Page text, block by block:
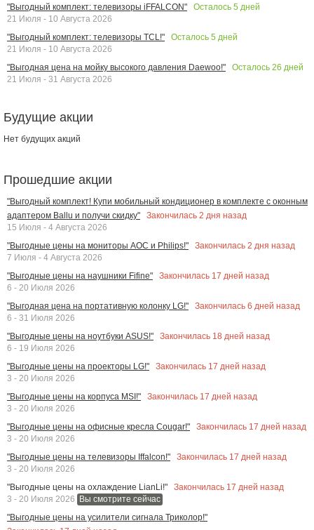
"Выгодный комплект: телевизоры iFFALCON"
Осталось 5 дней
21 Июля - 10 Августа 2026
"Выгодный комплект: телевизоры TCL!"
Осталось 5 дней
21 Июля - 10 Августа 2026
"Выгодная цена на мойку высокого давления Daewoo!"
Осталось 26 дней
21 Июля - 31 Августа 2026
Будущие акции
Нет будущих акций
Прошедшие акции
"Выгодный комплект! Купи мобильный кондиционер в комплекте с оконным
адаптером Ballu и получи скидку"
Закончилась 2 дня назад
15 Июля - 4 Августа 2026
"Выгодные цены на мониторы AOC и Philips!"
Закончилась 2 дня назад
7 Июля - 4 Августа 2026
"Выгодные цены на наушники Fifine"
Закончилась 17 дней назад
6 - 20 Июля 2026
"Выгодная цена на портативную колонку LG!"
Закончилась 6 дней назад
6 - 31 Июля 2026
"Выгодные цены на ноутбуки ASUS!"
Закончилась 18 дней назад
6 - 19 Июля 2026
"Выгодные цены на проекторы LG!"
Закончилась 17 дней назад
3 - 20 Июля 2026
"Выгодные цены на корпуса MSI!"
Закончилась 17 дней назад
3 - 20 Июля 2026
"Выгодные цены на офисные кресла Cougar!"
Закончилась 17 дней назад
3 - 20 Июля 2026
"Выгодные цены на телевизоры Iffalcon!"
Закончилась 17 дней назад
3 - 20 Июля 2026
"Выгодные цены на охлаждение LianLi!"
Закончилась 17 дней назад
3 - 20 Июля 2026
Вы смотрите сейчас
"Выгодные цены на усилители сигнала Триколор!"